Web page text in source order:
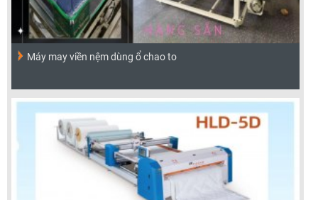
Máy may viền nệm dùng ổ chao to